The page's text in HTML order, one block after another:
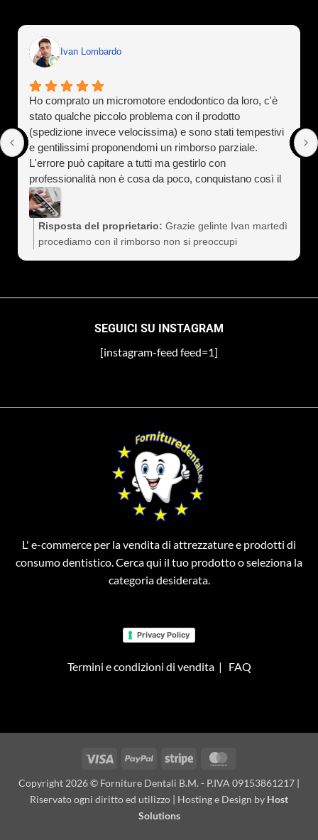
Ivan Lombardo
Ho comprato un micromotore endodontico da loro, c'è
stato qualche piccolo problema con il prodotto
(spedizione invece velocissima) e sono stati tempestivi
e gentilissimi proponendomi un rimborso parziale.
L'errore può capitare a tutti ma gestirlo con
professionalità non è cosa da poco, conquistano così il
cliente a vita). Assolutamente consigliati
Risposta del proprietario: Grazie gelinte Ivan martedì
procediamo con il rimborso non si preoccupi
SEGUICI SU INSTAGRAM
[instagram-feed feed=1]
L' e-commerce per la vendita di attrezzature e prodotti di
consumo dentistico. Cerca qui il tuo prodotto o seleziona la
categoria desiderata.
Privacy Policy
Termini e condizioni di vendita| FAQ
Visa PayPal Stripe
Copyright 2026 © Forniture Dentali B.M. - P.IVA 09153861217 |
Riservato ogni diritto ed utilizzo | Hosting e Design by Host
Solutions